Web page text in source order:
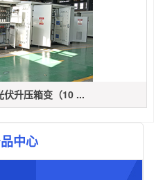
升压箱变（10 ...
中心